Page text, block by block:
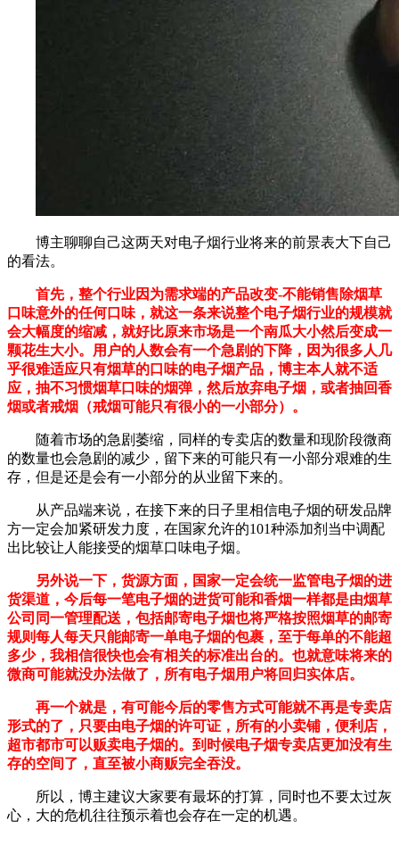
博主聊聊自己这两天对电子烟行业将来的前景表大下自己
的看法。
首先，整个行业因为需求端的产品改变-不能销售除烟草
口味意外的任何口味，就这一条来说整个电子烟行业的规模就
会大幅度的缩减，就好比原来市场是一个南瓜大小然后变成一
颗花生大小。用户的人数会有一个急剧的下降，因为很多人几
乎很难适应只有烟草的口味的电子烟产品，博主本人就不适
应，抽不习惯烟草口味的烟弹，然后放弃电子烟，或者抽回香
烟或者戒烟（戒烟可能只有很小的一小部分）。
随着市场的急剧萎缩，同样的专卖店的数量和现阶段微商
的数量也会急剧的减少，留下来的可能只有一小部分艰难的生
存，但是还是会有一小部分的从业留下来的。
从产品端来说，在接下来的日子里相信电子烟的研发品牌
方一定会加紧研发力度，在国家允许的101种添加剂当中调配
出比较让人能接受的烟草口味电子烟。
另外说一下，货源方面，国家一定会统一监管电子烟的进
货渠道，今后每一笔电子烟的进货可能和香烟一样都是由烟草
公司同一管理配送，包括邮寄电子烟也将严格按照烟草的邮寄
规则每人每天只能邮寄一单电子烟的包裹，至于每单的不能超
多少，我相信很快也会有相关的标准出台的。也就意味将来的
微商可能就没办法做了，所有电子烟用户将回归实体店。
再一个就是，有可能今后的零售方式可能就不再是专卖店
形式的了，只要由电子烟的许可证，所有的小卖铺，便利店，
超市都市可以贩卖电子烟的。到时候电子烟专卖店更加没有生
存的空间了，直至被小商贩完全吞没。
所以，博主建议大家要有最坏的打算，同时也不要太过灰
心，大的危机往往预示着也会存在一定的机遇。